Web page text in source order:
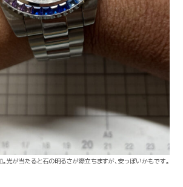
光が当たると石の明るさが際立ちますが、安っぽいかもです。